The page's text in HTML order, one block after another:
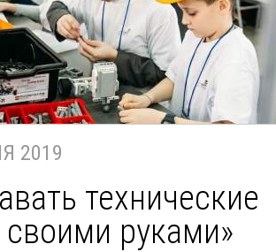
2019
технические
руками»